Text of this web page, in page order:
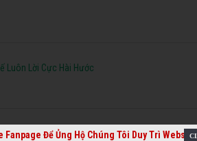
Luôn Lời Cực Hài Hước
Fanpage Để Ủng Hộ Chúng Tôi Duy Trì Website